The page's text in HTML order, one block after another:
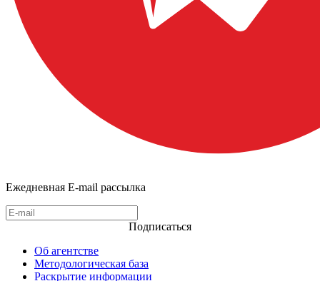
Ежедневная E-mail рассылка
Подписаться
Об агентстве
Методологическая база
Раскрытие информации